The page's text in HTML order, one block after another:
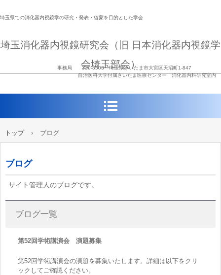
埼玉消化器内視鏡研究会（旧 日本消化器内視鏡学
会埼玉部会）
埼玉県での消化器内視鏡学の研究・発表・啓蒙を目的とした学会
事務局 330-8503 埼玉県さいたま市大宮区天沼町1-847
自治医科大学付属さいたま医療センター 消化器内科研究室内
トップ › ブログ
ブログ
サイト管理人のブログです。
ブログ一覧
第52回学術講演会 演題募集
第52回学術講演会の演題を募集いたします。詳細は以下をクリ
ックしてご確認ください。